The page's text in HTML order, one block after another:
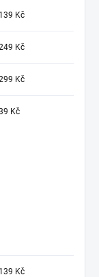
139 Kč
Kč
Kč
Kč
139 Kč